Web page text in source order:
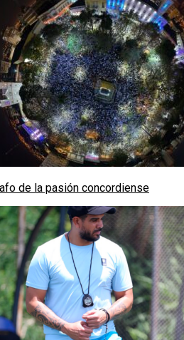
de la pasión concordiense